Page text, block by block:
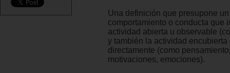
Una definición que presupone
comportamiento o conducta que
actividad abierta u observable
y también la actividad
directamente (como
motivaciones, emociones).